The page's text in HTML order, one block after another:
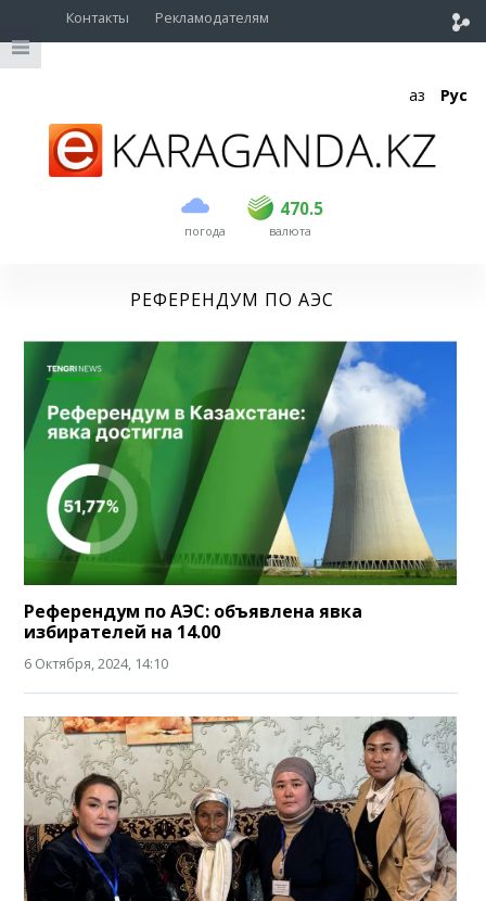
Контакты Рекламодателям
Қаз Рус
погода
470.5
покупка продажа
USD 468.5 470.5
EUR валюта
РЕФЕРЕНДУМ ПО АЭС
Референдум по АЭС: объявлена явка
избирателей на 14.00
6 Октября, 2024, 14:10